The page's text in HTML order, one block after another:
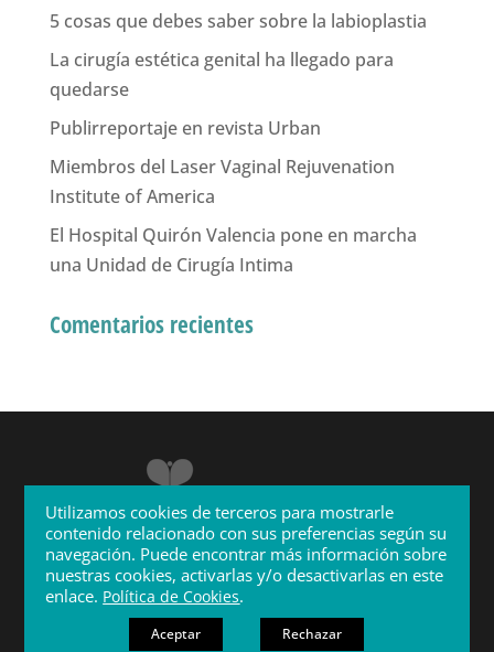
5 cosas que debes saber sobre la labioplastia
La cirugía estética genital ha llegado para
quedarse
Publirreportaje en revista Urban
Miembros del Laser Vaginal Rejuvenation
Institute of America
El Hospital Quirón Valencia pone en marcha
una Unidad de Cirugía Intima
Comentarios recientes
Diseño Web
Utilizamos cookies de terceros para mostrarle
contenido relacionado con sus preferencias según su
navegación. Puede encontrar más información sobre
nuestras cookies, activarlas y/o desactivarlas en este
enlace. Política de Cookies.
Aceptar Rechazar